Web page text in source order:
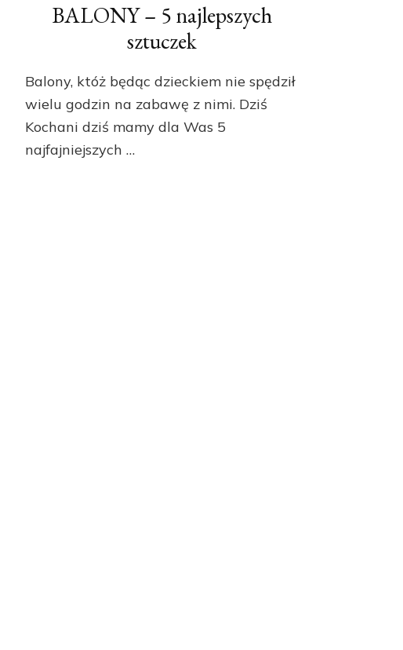
BALONY – 5 najlepszych
sztuczek
Balony, któż będąc dzieckiem nie spędził
wielu godzin na zabawę z nimi. Dziś
Kochani dziś mamy dla Was 5
najfajniejszych …